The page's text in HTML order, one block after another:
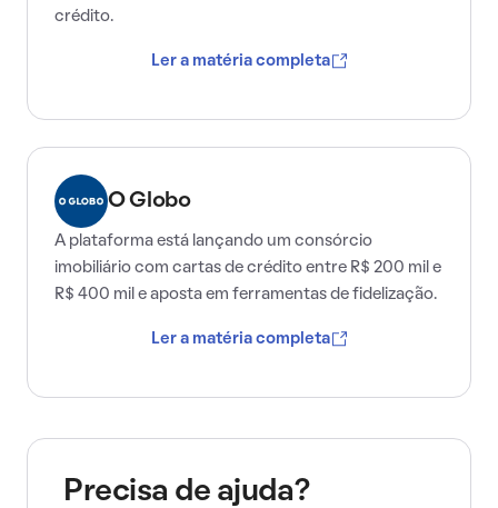
crédito.
Ler a matéria completa
O Globo
A plataforma está lançando um consórcio
imobiliário com cartas de crédito entre R$ 200 mil e
R$ 400 mil e aposta em ferramentas de fidelização.
Ler a matéria completa
Precisa de ajuda?